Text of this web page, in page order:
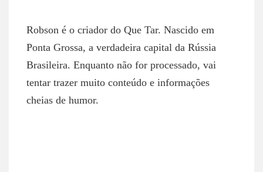
Robson é o criador do Que Tar. Nascido em
Ponta Grossa, a verdadeira capital da Rússia
Brasileira. Enquanto não for processado, vai
tentar trazer muito conteúdo e informações
cheias de humor.